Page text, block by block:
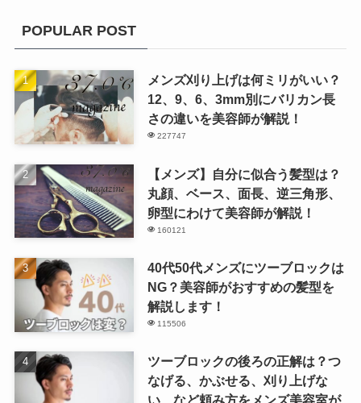
POPULAR POST
メンズ刈り上げは何ミリがいい？
12、9、6、3mm別にバリカン長
さの違いを美容師が解説！
227747
【メンズ】自分に似合う髪型は？
丸顔、ベース、面長、逆三角形、
卵型にわけて美容師が解説！
160121
40代50代メンズにツーブロックは
NG？美容師がおすすめの髪型を
解説します！
115506
ツーブロックの後ろの正解は？つ
なげる、かぶせる、刈り上げな
い…など頼み方をメンズ美容室が